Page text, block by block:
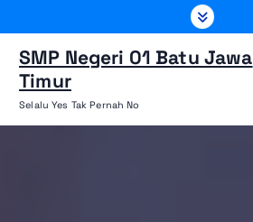
e
SMP Negeri 01 Batu Jawa
Timur
Selalu Yes Tak Pernah No